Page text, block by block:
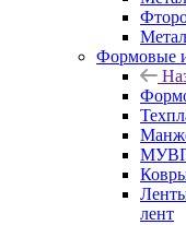
Формовые
МУВП
лент